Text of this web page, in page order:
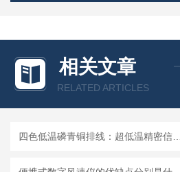
相关文章
RELATED ARTICLES